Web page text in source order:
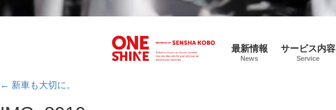
最新情報
News
サービス内容
Service
← 新車も大切に。